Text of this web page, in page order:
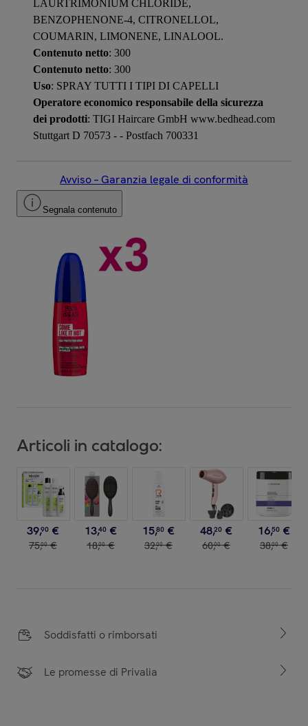
LAURTRIMONIUM CHLORIDE,
BENZOPHENONE-4, CITRONELLOL,
COUMARIN, LIMONENE, LINALOOL.
Contenuto netto: 300
Contenuto netto: 300
Uso: SPRAY TUTTI I TIPI DI CAPELLI
Operatore economico responsabile della sicurezza
dei prodotti: TIGI Haircare GmbH www.bedhead.com
Stuttgart D 70573 - - Postfach 700331
Avviso – Garanzia legale di conformità
Segnala contenuto
Articoli in catalogo:
39,90 €
75,00 €
13,40 €
18,00 €
15,80 €
32,00 €
48,20 €
60,00 €
16,50 €
38,00 €
Soddisfatti o rimborsati
Le promesse di Privalia